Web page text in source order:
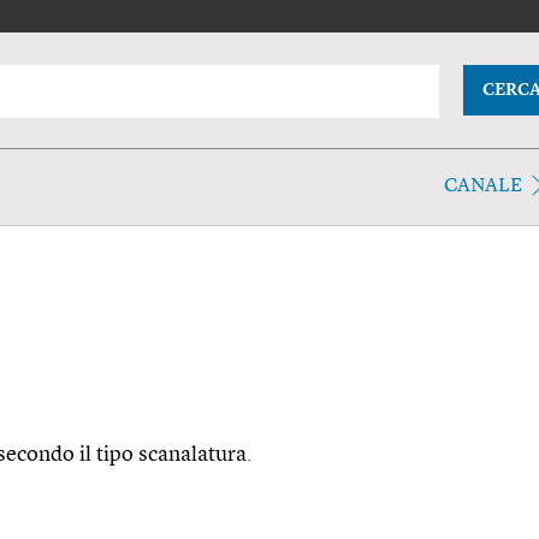
CANALE
il tipo scanalatura.